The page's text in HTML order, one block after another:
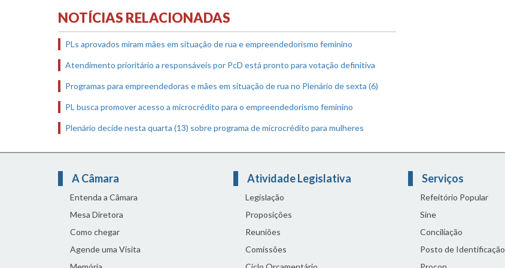
NOTÍCIAS RELACIONADAS
PLs aprovados miram mães em situação de rua e empreendedorismo feminino
Atendimento prioritário a responsáveis por PcD está pronto para votação definitiva
Programas para empreendedoras e mães em situação de rua no Plenário de sexta (6)
PL busca promover acesso a microcrédito para o empreendedorismo feminino
Plenário decide nesta quarta (13) sobre programa de microcrédito para mulheres
A Câmara
Entenda a Câmara
Mesa Diretora
Como chegar
Agende uma Visita
Atividade Legislativa
Legislação
Proposições
Reuniões
Comissões
Serviços
Refeitório Popular
Sine
Conciliação
Posto de Identificação